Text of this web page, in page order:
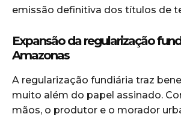
emissão definitiva dos títulos de
Expansão da regularização
Amazonas
A regularização fundiária traz
muito além do papel assinado.
mãos, o produtor e o morador